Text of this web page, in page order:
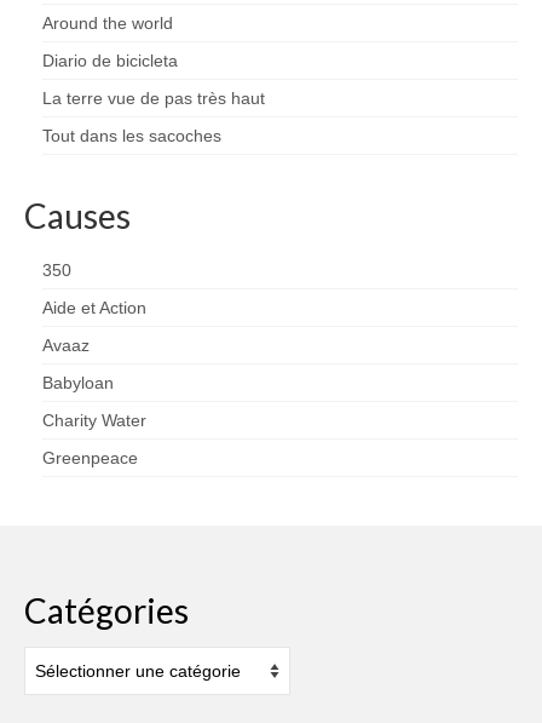
Around the world
Diario de bicicleta
La terre vue de pas très haut
Tout dans les sacoches
Causes
350
Aide et Action
Avaaz
Babyloan
Charity Water
Greenpeace
Catégories